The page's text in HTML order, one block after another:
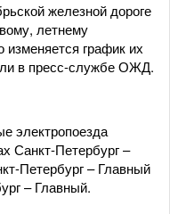
железной дороге
летнему
изменяется график их
в пресс-службе ОЖД.
электропоезда
Санкт-Петербург –
Петербург – Главный
– Главный.